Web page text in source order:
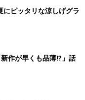
にピッタリな涼しげグラ
作が早くも品薄!?」話